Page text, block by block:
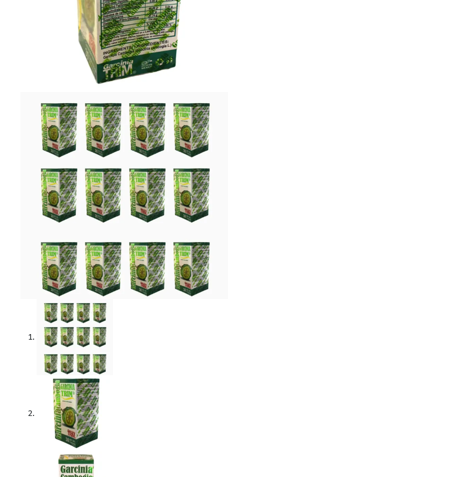
Contenido Neto del Paquete
Preguntas Frecuentes (FAQ)
¿Para qué sirve exactamente el 12 Pack Garcinia Trim?
reducir la sensación de apetito excesivo gracias a las propiedades de la Garcinia Cambogia.
siempre recomendamos acompañarlo con una alimentación equilibrada y al menos actividad física ligera.
¿Cómo se usa o se toma este suplemento?Sugerimos ingerir de 1 a 2 cápsulas al día acompañadas de un vaso
de tus comidas principales para mejorar la saciedad.
¿Qué precauciones debo tener al consumirlo?No debes exceder la dosis recomendada en el empaque. Mujeres
enfermedades crónicas deben consultar estrictamente a su médico antes de comenzar a consumirlo.
Aviso legal: Este producto no es un medicamento. Su consumo es responsabilidad de quien lo recomienda y de quien lo usa. Los
alimenticios y de ejercicio.